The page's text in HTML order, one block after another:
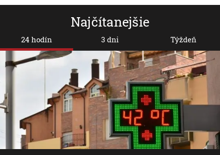
Najčítanejšie
24 hodín 3 dni Týždeň